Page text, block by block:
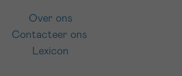
Over ons
Contacteer ons
Lexicon